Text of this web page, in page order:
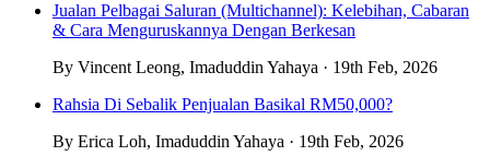
Jualan Pelbagai Saluran (Multichannel): Kelebihan, Cabaran
& Cara Menguruskannya Dengan Berkesan
By Vincent Leong, Imaduddin Yahaya · 19th Feb, 2026
Rahsia Di Sebalik Penjualan Basikal RM50,000?
By Erica Loh, Imaduddin Yahaya · 19th Feb, 2026